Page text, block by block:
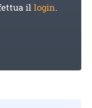
illogin.